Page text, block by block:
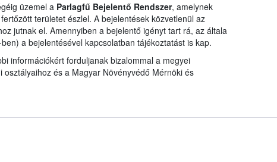
üzemel a Parlagfű Bejelentő Rendszer, amelynek
területet észlel. A bejelentések közvetlenül az
jutnak el. Amennyiben a bejelentő igényt tart rá, az általa
a bejelentésével kapcsolatban tájékoztatást is kap.
információkért forduljanak bizalommal a megyei
és a Magyar Növényvédő Mérnöki és